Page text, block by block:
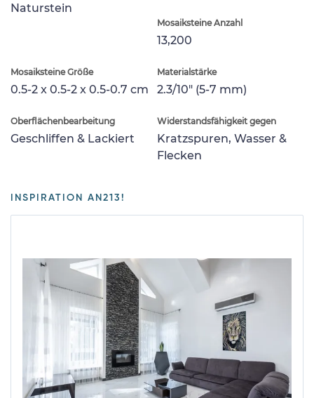
Naturstein
Mosaiksteine Anzahl
13,200
Mosaiksteine Größe
0.5-2 x 0.5-2 x 0.5-0.7 cm
Materialstärke
2.3/10" (5-7 mm)
Oberflächenbearbeitung
Geschliffen & Lackiert
Widerstandsfähigkeit gegen
Kratzspuren, Wasser &
Flecken
INSPIRATION AN213!